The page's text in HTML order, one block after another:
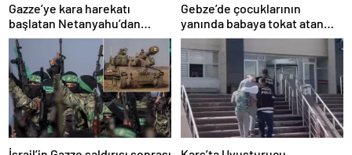
Gazze’ye kara harekatı
başlatan Netanyahu’dan
Erdoğan’a küstah sözler
Gebze’de çocuklarının
yanında babaya tokat atan
sürücü tutuklandı